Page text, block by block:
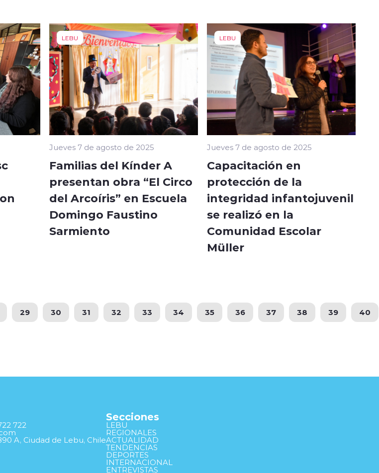
LEBU
Jueves 7 de agosto de 2025
Familias del Kínder A
presentan obra “El Circo
del Arcoíris” en Escuela
Domingo Faustino
Sarmiento
LEBU
Jueves 7 de agosto de 2025
Capacitación en
protección de la
integridad infantojuvenil
se realizó en la
Comunidad Escolar
Müller
29 30 31 32 33 34 35 36 37 38 39 40
722
A, Ciudad de Lebu, Chile
Secciones
LEBU
REGIONALES
ACTUALIDAD
TENDENCIAS
DEPORTES
INTERNACIONAL
ENTREVISTAS